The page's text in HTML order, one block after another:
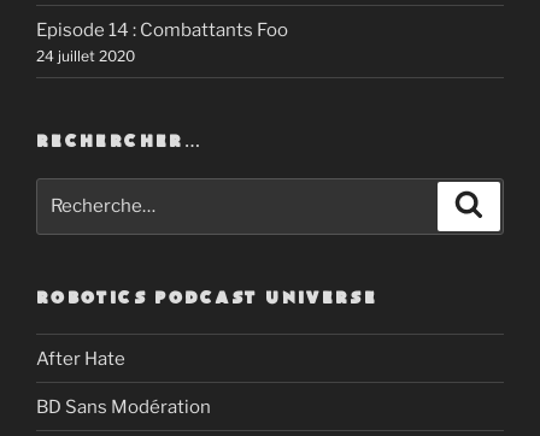
Episode 14 : Combattants Foo
24 juillet 2020
RECHERCHER…
ROBOTICS PODCAST UNIVERSE
After Hate
BD Sans Modération